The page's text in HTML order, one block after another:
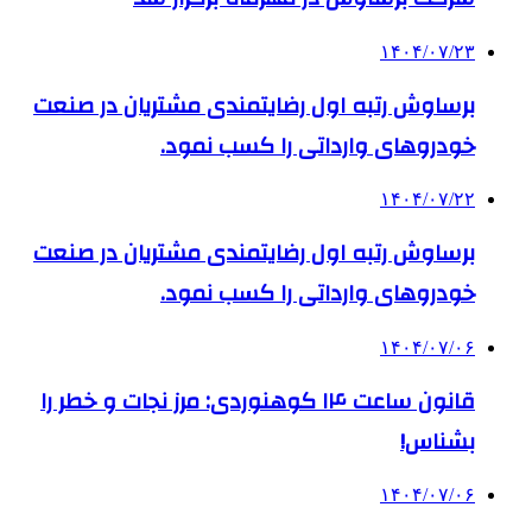
۱۴۰۴/۰۷/۲۳
برساوش رتبه اول رضایتمندی مشتریان در صنعت
خودروهای وارداتی را کسب نمود.
۱۴۰۴/۰۷/۲۲
برساوش رتبه اول رضایتمندی مشتریان در صنعت
خودروهای وارداتی را کسب نمود.
۱۴۰۴/۰۷/۰۶
قانون ساعت ۱۴ کوهنوردی: مرز نجات و خطر را
بشناس!
۱۴۰۴/۰۷/۰۶